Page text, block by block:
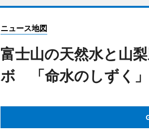
ニュース地図
富士山の天然水と山
ボ 「命水のしずく」